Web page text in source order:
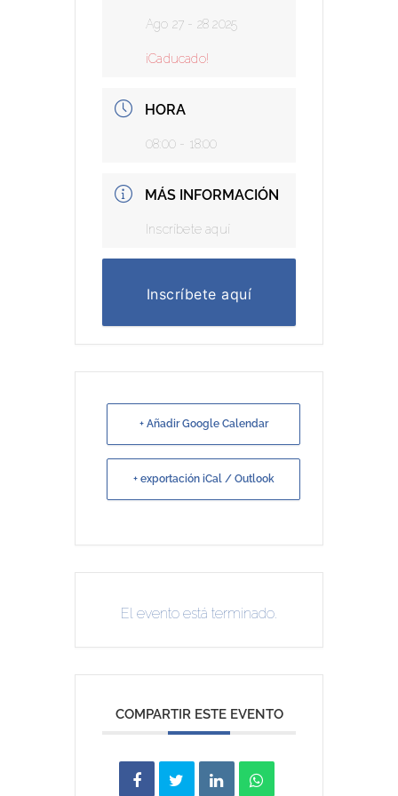
Ago 27 - 28 2025
¡Caducado!
HORA
08:00 - 18:00
MÁS INFORMACIÓN
Inscríbete aquí
Inscríbete aquí
+ Añadir Google Calendar
+ exportación iCal / Outlook
El evento está terminado.
COMPARTIR ESTE EVENTO